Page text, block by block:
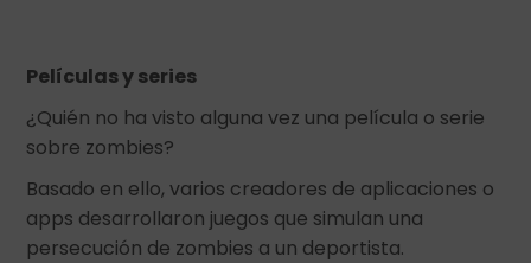
Películas y series
¿Quién no ha visto alguna vez una película o serie
sobre zombies?
Basado en ello, varios creadores de aplicaciones o
apps desarrollaron juegos que simulan una
persecución de zombies a un deportista.